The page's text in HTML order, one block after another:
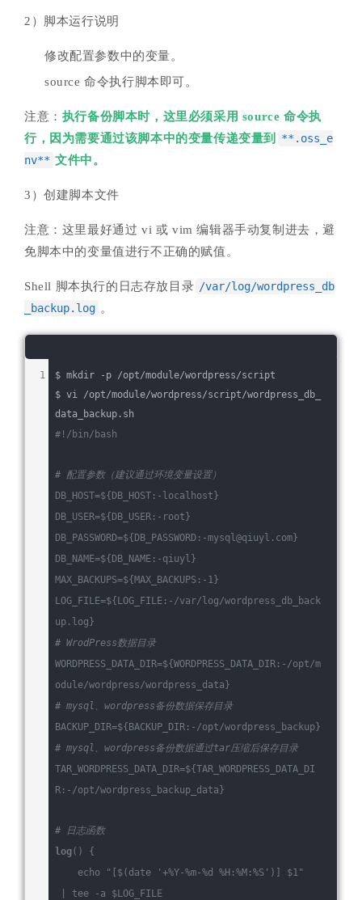
2）脚本运行说明
修改配置参数中的变量。
source 命令执行脚本即可。
注意： 执行备份脚本时，这里必须采用 source 命令执
行，因为需要通过该脚本中的变量传递变量到
**.oss_e
nv** 文件中。
3）创建脚本文件
注意：这里最好通过 vi 或 vim 编辑器手动复制进去，避
免脚本中的变量值进行不正确的赋值。
Shell 脚本执行的日志存放目录 /var/log/wordpress_db
_backup.log 。
$ mkdir -p /opt/module/wordpress/script
$ vi /opt/module/wordpress/script/wordpress_db_
data_backup.sh
#!/bin/bash
# 配置参数（建议通过环境变量设置）
DB_HOST=${DB_HOST:-localhost}
DB_USER=${DB_USER:-root}
DB_PASSWORD=${DB_PASSWORD:-mysql@qiuyl.com}
DB_NAME=${DB_NAME:-qiuyl}
MAX_BACKUPS=${MAX_BACKUPS:-1}
LOG_FILE=${LOG_FILE:-/var/log/wordpress_db_back
up.log}
# WrodPress数据目录
WORDPRESS_DATA_DIR=${WORDPRESS_DATA_DIR:-/opt/m
odule/wordpress/wordpress_data}
# mysql、wordpress备份数据保存目录
BACKUP_DIR=${BACKUP_DIR:-/opt/wordpress_backup}
# mysql、wordpress备份数据通过tar压缩后保存目录
TAR_WORDPRESS_DATA_DIR=${TAR_WORDPRESS_DATA_DI
R:-/opt/wordpress_backup_data}
# 日志函数
log() {
echo
"[ $(date '+%Y-%m-%d %H:%M:%S') ] $1"
| tee -a $LOG_FILE